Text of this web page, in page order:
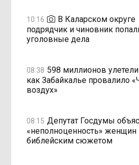
10:16
В Каларском округе
подрядчик и чиновник
уголовные дела
08:38 598 миллионов
как Забайкалье провалило
воздух»
08:15 Депутат Госдумы
«неполноценность» женщин
библейским сюжетом